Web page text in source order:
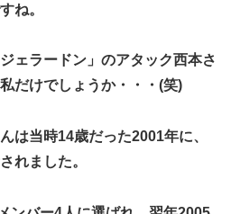
ね。
ェラードン」のアタック西本さ
だけでしょうか・・・(笑)
は当時14歳だった2001年に、
されました。